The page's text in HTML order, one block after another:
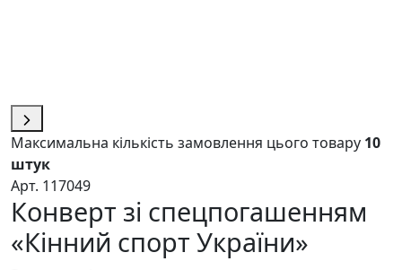
Максимальна кількість замовлення цього товару 10
штук
Арт. 117049
Конверт зі спецпогашенням
«Кінний спорт України»